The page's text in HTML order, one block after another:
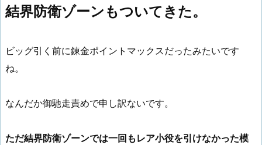
結界防衛ゾーンもついてきた。
ビッグ引く前に錬金ポイントマックスだったみたいです
ね。
なんだか御馳走責めで申し訳ないです。
ただ結界防衛ゾーンでは一回もレア小役を引けなかった模